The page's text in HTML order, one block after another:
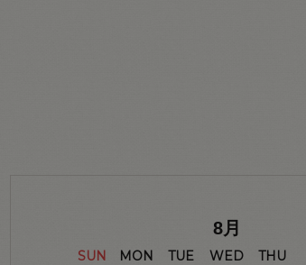
8月
SUN MON TUE WED THU